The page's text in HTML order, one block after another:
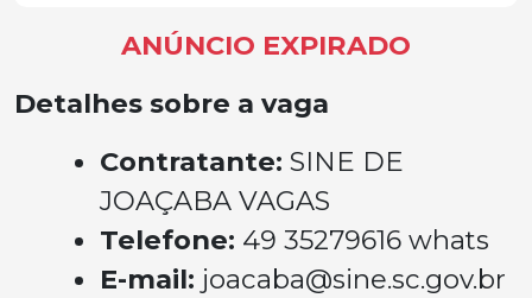
ANÚNCIO EXPIRADO
Detalhes sobre a vaga
Contratante: SINE DE
JOAÇABA VAGAS
Telefone: 49 35279616 whats
E-mail: joacaba@sine.sc.gov.br